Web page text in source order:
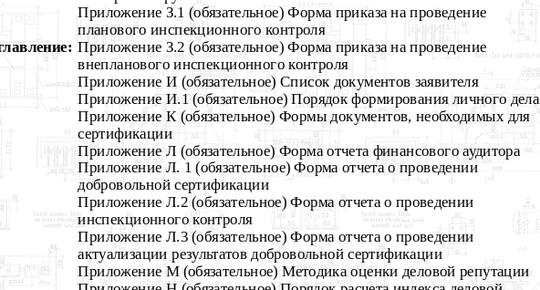
Приложение З.1 (обязательное) Форма приказа на проведение
планового инспекционного контроля
Приложение З.2 (обязательное) Форма приказа на проведение
внепланового инспекционного контроля
Приложение И (обязательное) Список документов заявителя
Приложение И.1 (обязательное) Порядок формирования личного дела
Приложение К (обязательное) Формы документов, необходимых для
сертификации
Приложение Л (обязательное) Форма отчета финансового аудитора
Приложение Л. 1 (обязательное) Форма отчета о проведении
добровольной сертификации
Приложение Л.2 (обязательное) Форма отчета о проведении
инспекционного контроля
Приложение Л.3 (обязательное) Форма отчета о проведении
актуализации результатов добровольной сертификации
Приложение М (обязательное) Методика оценки деловой репутации